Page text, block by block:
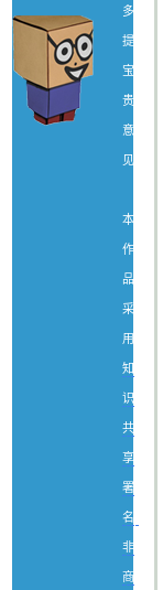
多
提
宝
贵
意
见。
本
作
品
采
用
知
识
共
享
署
名-
非
商